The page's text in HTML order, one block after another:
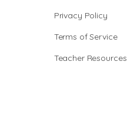
Privacy Policy
Terms of Service
Teacher Resources